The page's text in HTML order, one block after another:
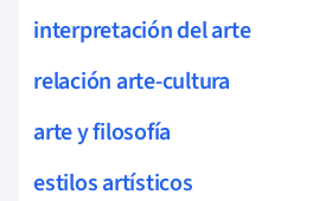
interpretación del arte
relación arte-cultura
arte y filosofía
estilos artísticos